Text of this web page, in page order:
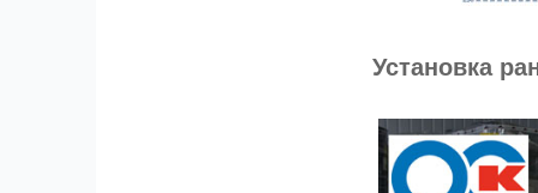
Установка